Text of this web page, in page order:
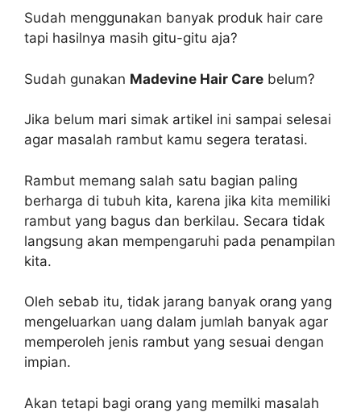
Sudah menggunakan banyak produk hair care
tapi hasilnya masih gitu-gitu aja?
Sudah gunakan Madevine Hair Care belum?
Jika belum mari simak artikel ini sampai selesai
agar masalah rambut kamu segera teratasi.
Rambut memang salah satu bagian paling
berharga di tubuh kita, karena jika kita memiliki
rambut yang bagus dan berkilau. Secara tidak
langsung akan mempengaruhi pada penampilan
kita.
Oleh sebab itu, tidak jarang banyak orang yang
mengeluarkan uang dalam jumlah banyak agar
memperoleh jenis rambut yang sesuai dengan
impian.
Akan tetapi bagi orang yang memilki masalah